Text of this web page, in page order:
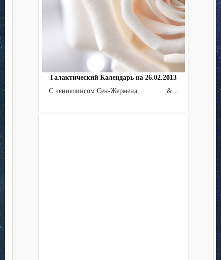
Галактический Календарь на 26.02.2013
С ченнелингом Сен-Жермена &...